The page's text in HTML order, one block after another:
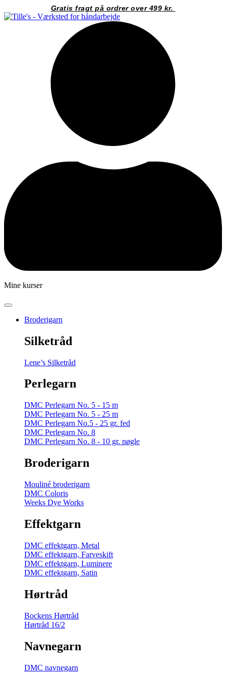
til
Gratis fragt på ordrer over 499 kr.
Mine kurser
Broderigarn
Silketråd
Lene’s Silketråd
Perlegarn
DMC Perlegarn No. 5 - 15 m
DMC Perlegarn No. 5 - 25 m
DMC Perlegarn No.5 - 25 gr. fed
DMC Perlegarn No. 8
DMC Perlegarn No. 8 - 10 gr. nøgle
Broderigarn
Mouliné broderigarn
DMC Coloris
Weeks Dye Works
Effektgarn
DMC effektgarn, Metal
DMC effektgarn, Farveskift
DMC effektgarn, Luminere
DMC effektgarn, Satin
Hørtråd
Bockens Hørtråd
Hørtråd 16/2
Navnegarn
DMC navnegarn